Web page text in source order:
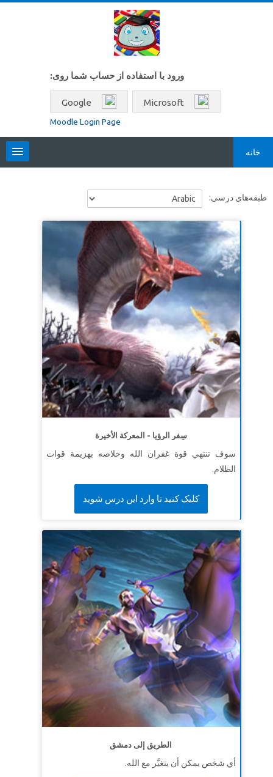
ورود با استفاده از حساب شما روی:
Moodle Login Page
خانه
جستجو
بین
درس‌ها
ارسال
طبقه‌های درسی:
سِفر الرؤيا - المعركة الأخيرة
سوف تنتهي قوة غفران الله وخلاصه بهزيمة قوات
الظلام.
کلیک کنید تا وارد این درس شوید
الطريق إلى دمشق
أي شخص يمكن أن يتغيَّر مع الله.